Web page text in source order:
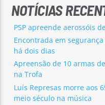
NOTÍCIAS
PSP apreende aerossóis
Encontrada em
há dois dias
Apreensão de 10 armas
na Trofa
Luís Represas morre aos
meio século na música